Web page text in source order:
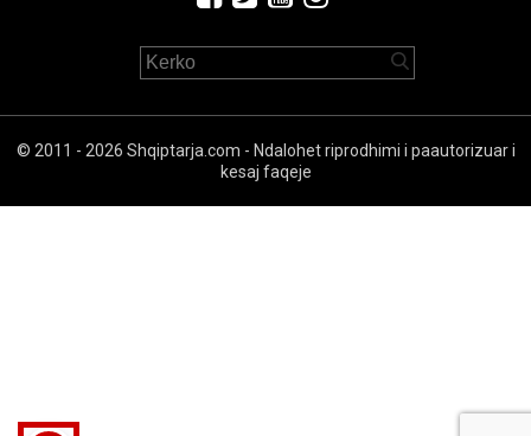
© 2011 - 2026 Shqiptarja.com - Ndalohet riprodhimi i paautorizuar i
kesaj faqeje